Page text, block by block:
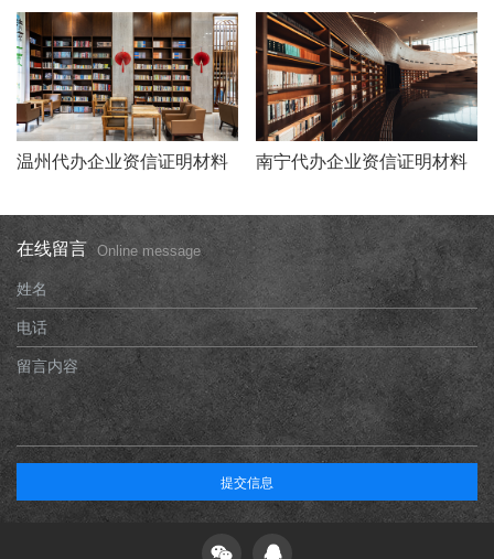
温州代办企业资信证明材料 南宁代办企业资信证明材料
在线留言 Online message
姓名
电话
留言内容
提交信息